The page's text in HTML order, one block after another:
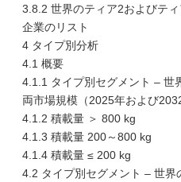
3.8.2 世界のティア2およびテ
企業のリスト
4 タイプ別分析
4.1 概要
4.1.1 タイプ別セグメント – 世
両市場規模（2025年および2032
4.1.2 積載量 ＞ 800 kg
4.1.3 積載量 200～800 kg
4.1.4 積載量 ≤ 200 kg
4.2 タイプ別セグメント – 世界